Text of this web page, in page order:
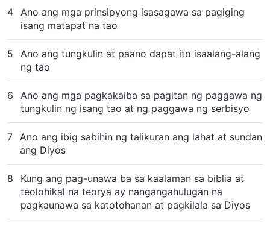
4
Ano ang mga prinsipyong isasagawa sa pagiging
isang matapat na tao
5
Ano ang tungkulin at paano dapat ito isaalang-alang
ng tao
6
Ano ang mga pagkakaiba sa pagitan ng paggawa ng
tungkulin ng isang tao at ng paggawa ng serbisyo
7
Ano ang ibig sabihin ng talikuran ang lahat at sundan
ang Diyos
8
Kung ang pag-unawa ba sa kaalaman sa biblia at
teolohikal na teorya ay nangangahulugan na
pagkaunawa sa katotohanan at pagkilala sa Diyos